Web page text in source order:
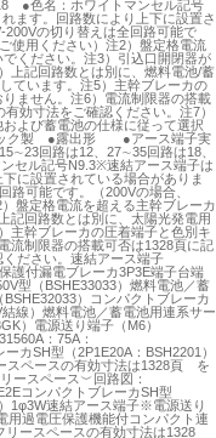
●色名：ホワイトマンセル記号
ます。回路数により上下に設置さ
の切り替えは全回路可能で
使用ください）注2）盤定格電流
ください。注3）引込口開閉器が
上記回路数とは別に、燃料電池/蓄
ています。注5）主幹ブレーカの
ません。注6）電流制限器の搭載
効寸法をご確認ください。注7）
よび蓄電池の仕様に従って選択
ック製 ●露出形 ●アース端子実
回路は12、27∼35回路は18、
セル記号N9.3※速結アース端子は
に設置されている場合がありま
路可能です。（200Vの場合、
盤定格電流を超える主幹ブレーカ
回路数とは別に、太陽光発電用
主幹ブレーカの圧着端子と色別キ
流制限器の搭載可否は1328頁に記
ださい。速結アース端子
護付漏電ブレーカ3P3E端子台端
型（BSHE33033）燃料電池／蓄
）コンパクトブレーカ
線）燃料電池／蓄電池用連系サー
）電源送り端子（M6）
：75A：
カSH型（2P1E20A：BSH2201）
スペースの有効寸法は1328頁 を
ースペース︶回路図：
コンパクトブレーカSH型
1φ3W速結アース端子※電源送り
用過電圧保護機能付コンパクト連
リースペースの有効寸法は1328